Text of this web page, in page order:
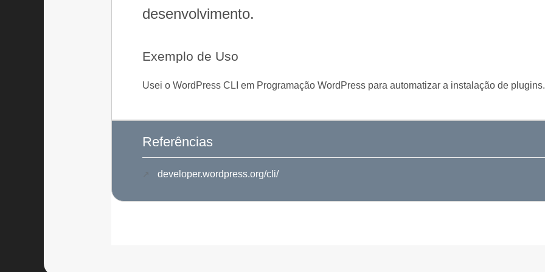
desenvolvimento.
Exemplo de Uso
Usei o WordPress CLI em Programação WordPress para automatizar a instalação de plugins.
Referências
developer.wordpress.org/cli/